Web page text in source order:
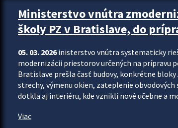
Ministerstvo vnútra
školy PZ v Bratislave, do
05. 03. 2026inisterstvo vnútra systematicky
modernizácii priestorov určených na prípravu
Bratislave prešla časť budovy, konkrétne
strechy, výmenu okien, zateplenie
dotkla aj interiéru, kde vznikli nové učebne a
Viac